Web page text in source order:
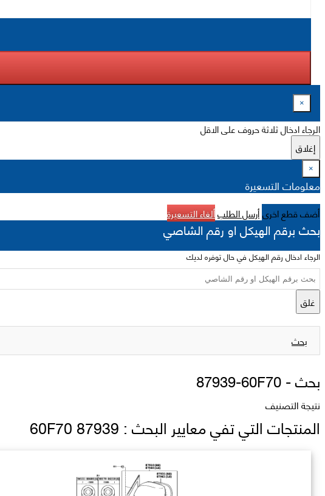
×
الرجاء ادخال ثلاثة حروف على الاقل
إغلاق
×
معلومات التسعيرة
أضف قطع اخرىأرسل الطلبألغاء التسعيرة
بحث برقم الهيكل او رقم الشاصي
الرجاء ادخال رقم الهيكل في حال توفره لديك
غلق
بحث
بحث -87939-60F70
نتيجة التصنيف
المنتجات التي تفي معايير البحث : 87939 60F70